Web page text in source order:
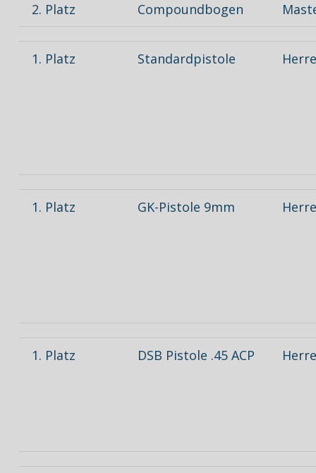
2. Platz Compoundbogen
1. Platz Standardpistole
1. Platz GK-Pistole 9mm
1. Platz DSB Pistole .45 ACP